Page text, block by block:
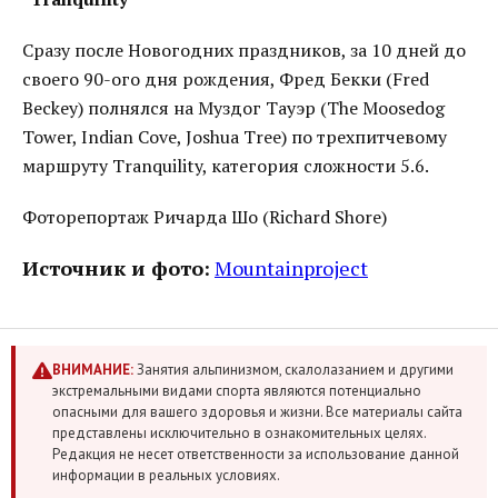
Сразу после Новогодних праздников, за 10 дней до
своего 90-ого дня рождения, Фред Бекки (Fred
Beckey) полнялся на Муздог Тауэр (The Moosedog
Tower, Indian Cove, Joshua Tree) по трехпитчевому
маршруту Tranquility, категория сложности 5.6.
Фоторепортаж Ричарда Шо (Richard Shore)
Источник и фото: Mountainproject
ВНИМАНИЕ:Занятия альпинизмом, скалолазанием и другими
экстремальными видами спорта являются потенциально
опасными для вашего здоровья и жизни. Все материалы сайта
представлены исключительно в ознакомительных целях.
Редакция не несет ответственности за использование данной
информации в реальных условиях.